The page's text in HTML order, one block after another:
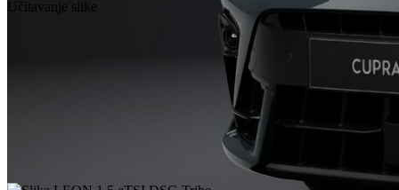
Učitavanje slike